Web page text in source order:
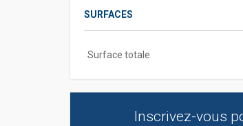
SURFACES
Surface totale
Inscrivez-vous